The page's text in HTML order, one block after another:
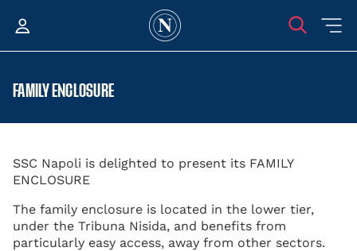
FAMILY ENCLOSURE
SSC Napoli is delighted to present its FAMILY
ENCLOSURE
The family enclosure is located in the lower tier,
under the Tribuna Nisida, and benefits from
particularly easy access, away from other sectors.